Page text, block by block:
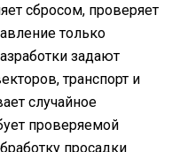
сбросом, проверяет
только
задают
транспорт и
случайное
проверяемой
просадки